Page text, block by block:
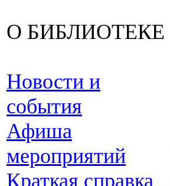
О БИБЛИОТЕКЕ
Новости и
события
Афиша
мероприятий
Краткая справка